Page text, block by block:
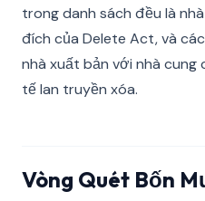
trong danh sách đều là
đích của Delete Act, và
nhà xuất bản với nhà
tế lan truyền xóa.
Vòng Quét Bốn